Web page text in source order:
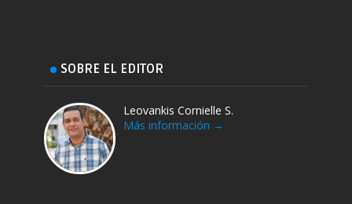
SOBRE EL EDITOR
Leovankis Cornielle S.
Más información →